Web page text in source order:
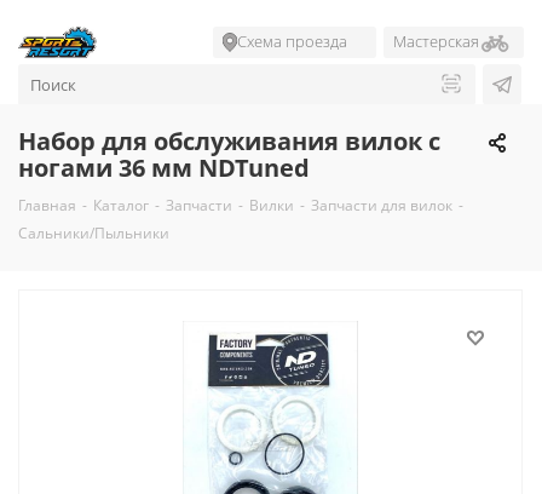
Схема проезда Мастерская
Набор для обслуживания вилок с
ногами 36 мм NDTuned
Главная - Каталог - Запчасти - Вилки - Запчасти для вилок -
Сальники/Пыльники